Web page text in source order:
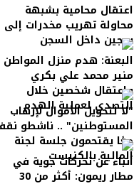
اعتقال محامية بشبهة
محاولة تهريب مخدرات إلى
سجين داخل السجن
البعنة: هدم منزل المواطن
منير محمد علي بكري
واعتقال شخصين خلال
التصدي لعملية الهدم
"لا لتحويل الأموال لإرهاب
المستوطنين" .. ناشطو
معًا يقتحمون جلسة لجنة
المالية بالكنيست
أنباء عن تحركات جوية في
مطار ريمون: أكثر من 30